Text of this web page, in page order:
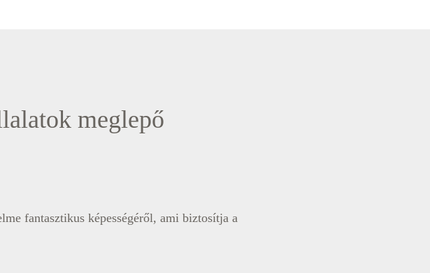
meglepő
fantasztikus képességéről, ami biztosítja a